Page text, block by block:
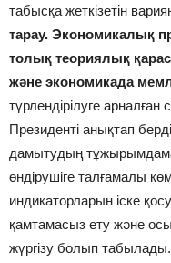
табысқа жеткізетін
тарау. Экономикалық
толық теориялық
және экономикада
түрлендірілуге
Президенті анықтап
дамытудың
өндірушіге талғамалы
индикаторларын іске
қамтамасыз ету және осы
жүргізу болып